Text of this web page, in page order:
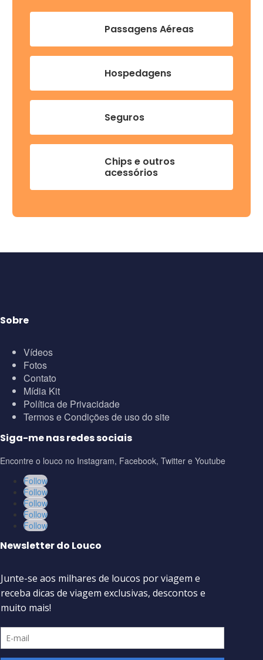
Passagens Aéreas
Hospedagens
Seguros
Chips e outros
acessórios
Sobre
Vídeos
Fotos
Contato
Mídia Kit
Política de Privacidade
Termos e Condições de uso do site
Siga-me nas redes sociais
Encontre o louco no Instagram, Facebook, Twitter e Youtube
Follow
Follow
Follow
Follow
Follow
Newsletter do Louco